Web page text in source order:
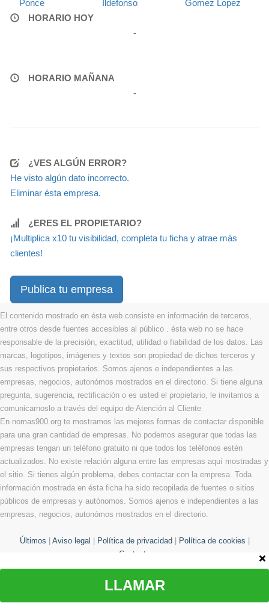
Ponce
Ildefonso
Gomez Lopez
HORARIO HOY
-
HORARIO MAÑANA
-
¿VES ALGÚN ERROR?
He visto algún dato incorrecto.
Eliminar ésta empresa.
¿ERES EL PROPIETARIO?
¡Multiplica x10 tu visibilidad, completa tu ficha y atrae más
clientes!
Publica tu empresa
El contenido mostrado en ésta web consiste en información de terceros,
entre otros desde fuentes accesibles al público . ésta web no se hace
responsable de la precisión, exactitud, utilidad o fiabilidad de los datos. Las
marcas, logotipos, imágenes y textos son propiedad de dichos terceros y
sus respectivos propietarios. Somos ajenos e independientes a las
empresas, negocios, autonómos mostrados en el directorio. Si tiene alguna
pregunta, sugerencia, rectificación o es usted el propietario, le invitamos a
comunicarnoslo a través del equipo de Atención al Cliente
En nomas900.org te mostramos las mejores formas de contactar disponible
para una gran cantidad de empresas. No podemos asegurar que todas las
empresas tengan un teléfono gratuito ni que todos los teléfonos estén
actualizados. No existe relación alguna entre las empresas aquí mostradas y
el sitio. Si tienes algún problema, debes contactar con la empresa. Toda
información mostrada en ésta ficha ha sido recopilada de fuentes o sitios
públicos de empresas y autónomos. Somos ajenos e independientes a las
empresas, negocios, autonómos mostrados en el directorio.
Últimos Aviso legal Política de privacidad Política de cookies
Contacto
LLAMAR